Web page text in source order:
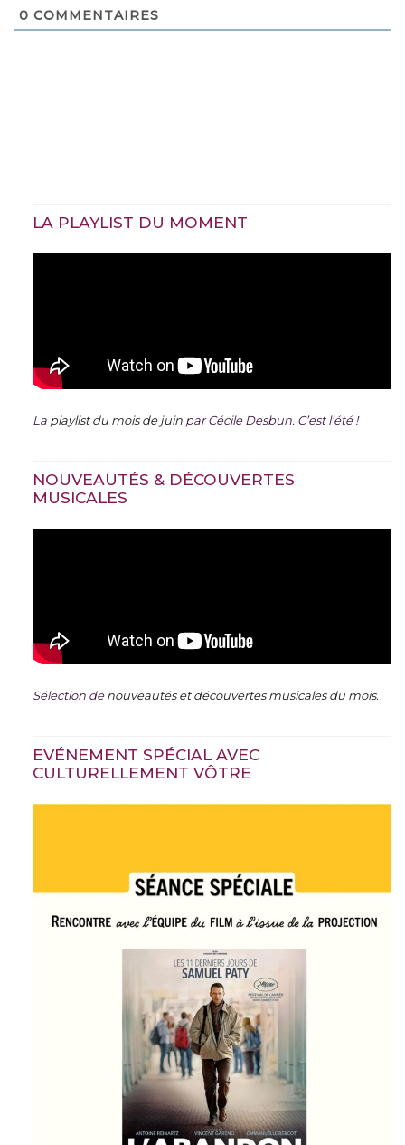
0 COMMENTAIRES
LA PLAYLIST DU MOMENT
La playlist du mois de juin par Cécile Desbun. C’est l’été !
NOUVEAUTÉS & DÉCOUVERTES
MUSICALES
Sélection denouveautés et découvertes musicales du mois.
EVÉNEMENT SPÉCIAL AVEC
CULTURELLEMENT VÔTRE